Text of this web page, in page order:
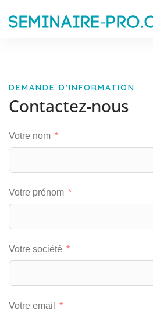
DEMANDE D'INFORMATION
Contactez-nous
Votre nom
Votre prénom
Votre société
Votre email